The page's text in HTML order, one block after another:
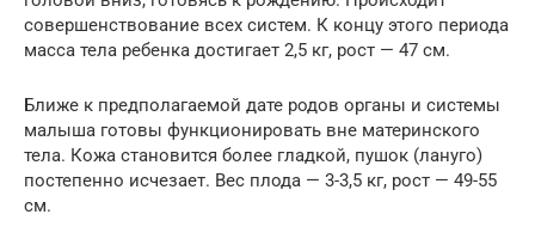
совершенствование всех систем. К концу этого периода
масса тела ребенка достигает 2,5 кг, рост — 47 см.
Ближе к предполагаемой дате родов органы и системы
малыша готовы функционировать вне материнского
тела. Кожа становится более гладкой, пушок (лануго)
постепенно исчезает. Вес плода — 3-3,5 кг, рост — 49-55
см.